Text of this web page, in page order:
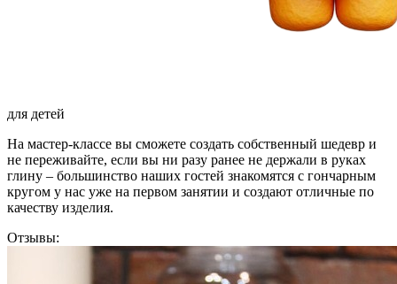
для детей
На мастер-классе вы сможете создать собственный шедевр и
не переживайте, если вы ни разу ранее не держали в руках
глину – большинство наших гостей знакомятся с гончарным
кругом у нас уже на первом занятии и создают отличные по
качеству изделия.
Отзывы: